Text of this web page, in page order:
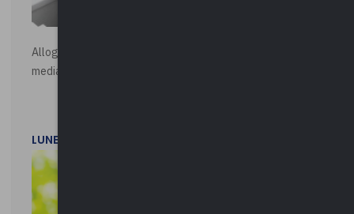
Alloggi di Edilizia Residenziale Pubblica - Vendita all'asta
mediante procedura asincrona telematica
LUNEDì 20 LUGLIO 2026